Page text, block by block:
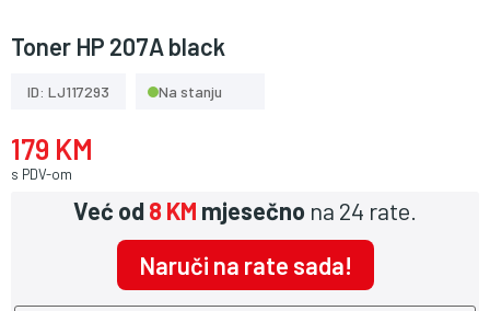
Toner HP 207A black
ID: LJ117293 Na stanju
179 KM
s PDV-om
Već od8 KM mjesečno na 24 rate.
Naruči na rate sada!